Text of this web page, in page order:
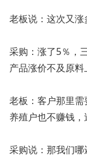
老板说：这次又涨
采购：涨了5％，
产品涨价不及原
老板：客户那里
养殖户也不赚钱
采购说：那我们